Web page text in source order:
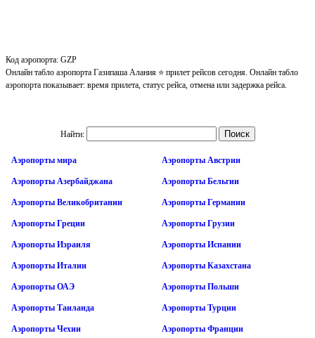
Код аэропорта: GZP
Онлайн табло аэропорта Газипаша Алания ⭐ прилет рейсов сегодня. Онлайн табло
аэропорта показывает: время прилета, статус рейса, отмена или задержка рейса.
Найти:
Аэропорты мира Аэропорты Австрии
Аэропорты Азербайджана Аэропорты Бельгии
Аэропорты Великобритании Аэропорты Германии
Аэропорты Греции Аэропорты Грузии
Аэропорты Израиля Аэропорты Испании
Аэропорты Италии Аэропорты Казахстана
Аэропорты ОАЭ Аэропорты Польши
Аэропорты Таиланда Аэропорты Турции
Аэропорты Чехии Аэропорты Франции